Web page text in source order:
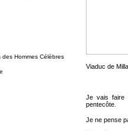
des Hommes Célèbres
Viaduc de
Je vais faire
pentecôte.
Je ne pense